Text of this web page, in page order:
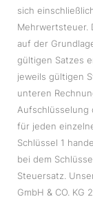
sich
Mehrwertsteuer.
auf der
gültigen Satzes
jeweils gültigen
unteren
Aufschlüsselung
für jeden
Schlüssel 1
bei dem
Steuersatz.
GmbH & CO. KG